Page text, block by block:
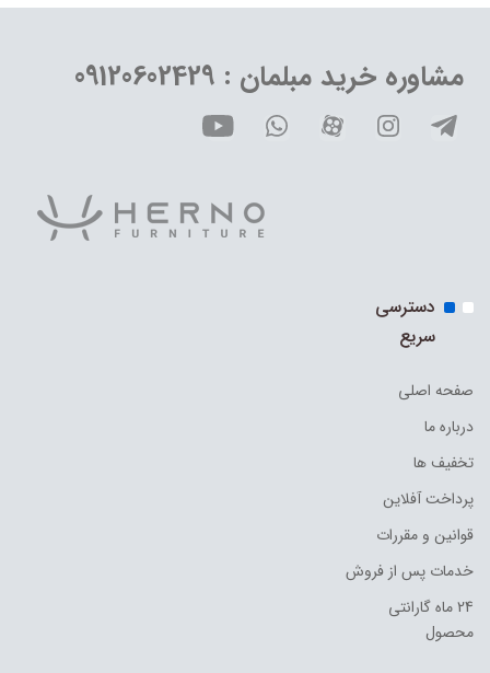
مشاوره خرید مبلمان : 09120602429
دسترسی
سریع
صفحه اصلی
درباره ما
تخفیف ها
پرداخت آفلاین
قوانین و مقررات
خدمات پس از فروش
24 ماه گارانتی
محصول